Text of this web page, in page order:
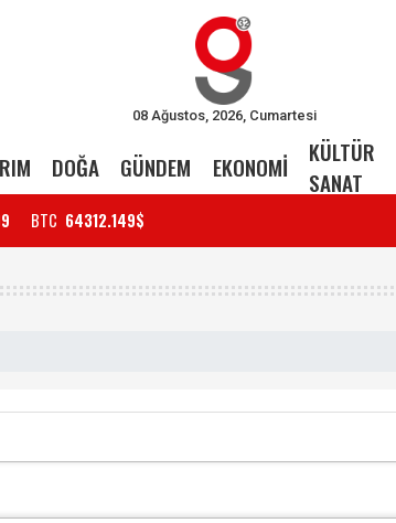
08 Ağustos, 2026, Cumartesi
DOĞA GÜNDEM EKONOMİ
KÜLTÜR
SANAT
BTC 64312.149$